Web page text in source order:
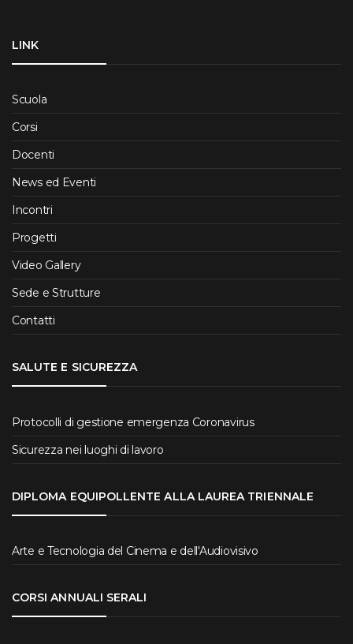
LINK
Scuola
Corsi
Docenti
News ed Eventi
Incontri
Progetti
Video Gallery
Sede e Strutture
Contatti
SALUTE E SICUREZZA
Protocolli di gestione emergenza Coronavirus
Sicurezza nei luoghi di lavoro
DIPLOMA EQUIPOLLENTE ALLA LAUREA TRIENNALE
Arte e Tecnologia del Cinema e dell'Audiovisivo
CORSI ANNUALI SERALI